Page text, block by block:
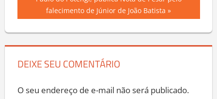
falecimento de Júnior de João Batista
DEIXE SEU COMENTÁRIO
O seu endereço de e-mail não será publicado.